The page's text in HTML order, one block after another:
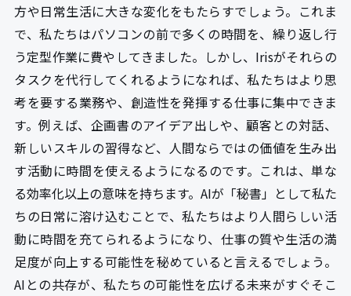
方や日常生活に大きな変化をもたらすでしょう。これま
で、私たちはパソコンの前で多くの時間を、繰り返し行
う定型作業に費やしてきました。しかし、Irisがそれらの
タスクを代行してくれるようになれば、私たちはより思
考を要する業務や、創造性を発揮する仕事に集中できま
す。例えば、企画書のアイデア出しや、顧客との対話、
新しいスキルの習得など、人間ならではの価値を生み出
す活動に時間を使えるようになるのです。これは、単な
る効率化以上の意味を持ちます。AIが「秘書」として私た
ちの日常に溶け込むことで、私たちはより人間らしい活
動に時間を充てられるようになり、仕事の質や生活の満
足度が向上する可能性を秘めていると言えるでしょう。
AIとの共存が、私たちの可能性を広げる未来がすぐそこ